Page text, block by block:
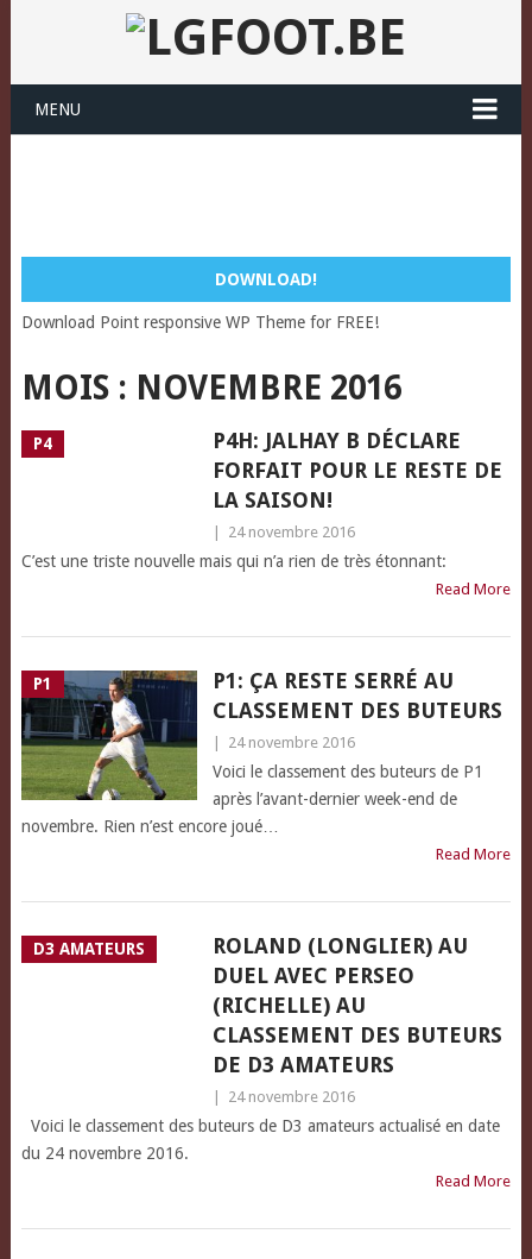
MENU
DOWNLOAD!
Download Point responsive WP Theme for FREE!
MOIS : NOVEMBRE 2016
P4
P4H: JALHAY B DÉCLARE
FORFAIT POUR LE RESTE DE
LA SAISON!
24 novembre 2016
C’est une triste nouvelle mais qui n’a rien de très étonnant:
Read More
P1
P1: ÇA RESTE SERRÉ AU
CLASSEMENT DES BUTEURS
24 novembre 2016
Voici le classement des buteurs de P1
après l’avant-dernier week-end de
novembre. Rien n’est encore joué…
Read More
D3 AMATEURS
ROLAND (LONGLIER) AU
DUEL AVEC PERSEO
(RICHELLE) AU
CLASSEMENT DES BUTEURS
DE D3 AMATEURS
24 novembre 2016
Voici le classement des buteurs de D3 amateurs actualisé en date
du 24 novembre 2016.
Read More